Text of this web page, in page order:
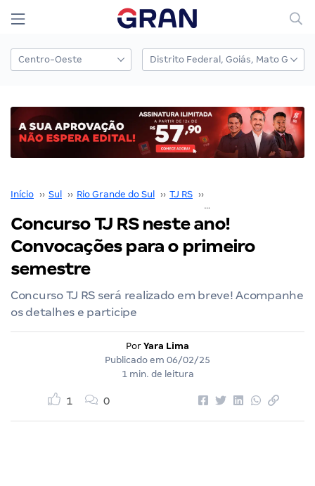
Início ›› Sul ›› Rio Grande do Sul ›› TJ RS ››
Concurso TJ RS neste ano!
Convocações para o primeiro
semestre
Concurso TJ RS será realizado em breve! Acompanhe
os detalhes e participe
Por Yara Lima
Publicado em 06/02/25
1 min. de leitura
1 0